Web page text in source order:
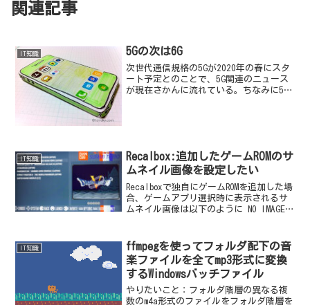
関連記事
IT知識 5Gの次は6G
次世代通信規格の5Gが2020年の春にスタ
ート予定とのことで、5G関連のニュース
が現在さかんに流れている。ちなみに5G
IT知識
Recalbox:追加したゲームROMのサ
ムネイル画像を設定したい
Recalboxで独自にゲームROMを追加した場
合、ゲームアプリ選択時に表示されるサ
ムネイル画像は以下のように NO IMAGE
IT知識
ffmpegを使ってフォルダ配下の音
楽ファイルを全てmp3形式に変換
するWindowsバッチファイル
やりたいこと：フォルダ階層の異なる複
数のm4a形式のファイルをフォルダ階層を